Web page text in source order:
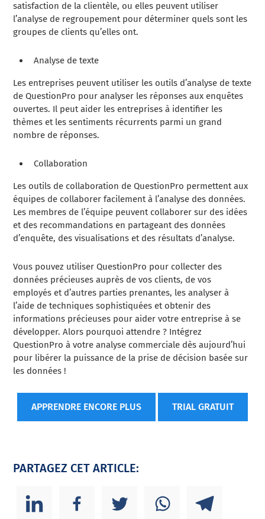
satisfaction de la clientèle, ou elles peuvent utiliser
l’analyse de regroupement pour déterminer quels sont les
groupes de clients qu’elles ont.
Analyse de texte
Les entreprises peuvent utiliser les outils d’analyse de texte
de QuestionPro pour analyser les réponses aux enquêtes
ouvertes. Il peut aider les entreprises à identifier les
thèmes et les sentiments récurrents parmi un grand
nombre de réponses.
Collaboration
Les outils de collaboration de QuestionPro permettent aux
équipes de collaborer facilement à l’analyse des données.
Les membres de l’équipe peuvent collaborer sur des idées
et des recommandations en partageant des données
d’enquête, des visualisations et des résultats d’analyse.
Vous pouvez utiliser QuestionPro pour collecter des
données précieuses auprès de vos clients, de vos
employés et d’autres parties prenantes, les analyser à
l’aide de techniques sophistiquées et obtenir des
informations précieuses pour aider votre entreprise à se
développer. Alors pourquoi attendre ? Intégrez
QuestionPro à votre analyse commerciale dès aujourd’hui
pour libérer la puissance de la prise de décision basée sur
les données !
APPRENDRE ENCORE PLUS TRIAL GRATUIT
PARTAGEZ CET ARTICLE: